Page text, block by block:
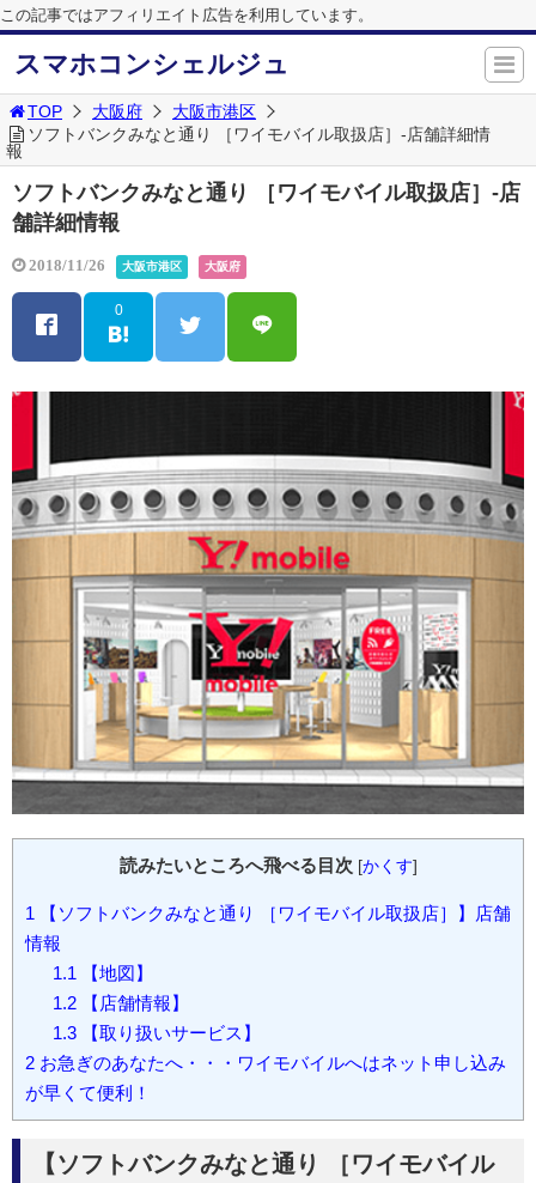
この記事ではアフィリエイト広告を利用しています。
スマホコンシェルジュ
TOP 大阪府
大阪市港区
ソフトバンクみなと通り ［ワイモバイル取扱店］-店舗詳細情
報
ソフトバンクみなと通り ［ワイモバイル取扱店］-店
舗詳細情報
2018/11/26 大阪市港区 大阪府
0
読みたいところへ飛べる目次 [かくす]
1 【ソフトバンクみなと通り ［ワイモバイル取扱店］】店舗
情報
1.1【地図】
1.2【店舗情報】
1.3【取り扱いサービス】
2 お急ぎのあなたへ・・・ワイモバイルへはネット申し込み
が早くて便利！
【ソフトバンクみなと通り ［ワイモバイル